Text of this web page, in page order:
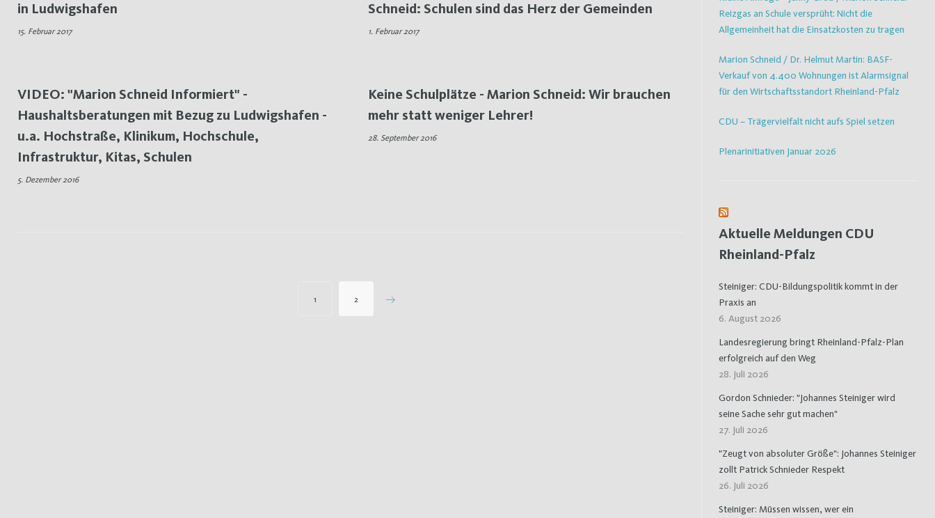
in Ludwigshafen
15. Februar 2017
Schneid: Schulen sind das Herz der Gemeinden
1. Februar 2017
VIDEO: "Marion Schneid Informiert" -
Haushaltsberatungen mit Bezug zu Ludwigshafen -
u.a. Hochstraße, Klinikum, Hochschule,
Infrastruktur, Kitas, Schulen
5. Dezember 2016
Keine Schulplätze - Marion Schneid: Wir brauchen
mehr statt weniger Lehrer!
28. September 2016
1 2
Reizgas an Schule versprüht: Nicht die
Allgemeinheit hat die Einsatzkosten zu tragen
Marion Schneid / Dr. Helmut Martin: BASF-
Verkauf von 4.400 Wohnungen ist Alarmsignal
für den Wirtschaftsstandort Rheinland-Pfalz
CDU – Trägervielfalt nicht aufs Spiel setzen
Plenarinitiativen Januar 2026
Aktuelle Meldungen CDU
Rheinland-Pfalz
Steiniger: CDU-Bildungspolitik kommt in der
Praxis an
6. August 2026
Landesregierung bringt Rheinland-Pfalz-Plan
erfolgreich auf den Weg
28. Juli 2026
Gordon Schnieder: "Johannes Steiniger wird
seine Sache sehr gut machen"
27. Juli 2026
"Zeugt von absoluter Größe": Johannes Steiniger
zollt Patrick Schnieder Respekt
26. Juli 2026
Steiniger: Müssen wissen, wer ein